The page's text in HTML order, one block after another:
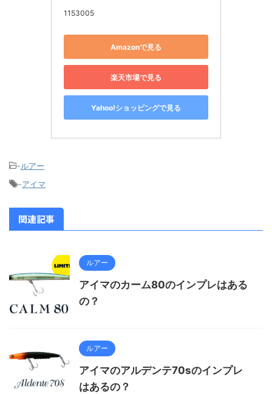
1153005
Amazonで見る
楽天市場で見る
Yahoo!ショッピングで見る
-ルアー
-アイマ
関連記事
ルアー
アイマのカーム80のインプレはある
の？
ルアー
アイマのアルデンテ70sのインプレ
はあるの？